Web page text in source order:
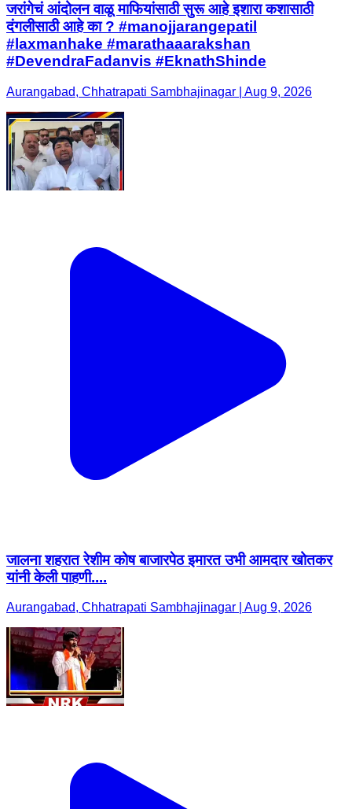
जरांगेचं आंदोलन वाळू माफियांसाठी सुरू आहे इशारा कशासाठी
दंगलीसाठी आहे का ? #manojjarangepatil
#laxmanhake #marathaaarakshan
#DevendraFadanvis #EknathShinde
Aurangabad, Chhatrapati Sambhajinagar | Aug 9, 2026
जालना शहरात रेशीम कोष बाजारपेठ इमारत उभी आमदार खोतकर
यांनी केली पाहणी....
Aurangabad, Chhatrapati Sambhajinagar | Aug 9, 2026